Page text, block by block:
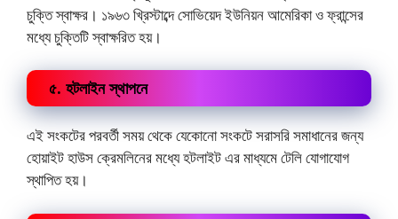
চুক্তি স্বাক্ষর। ১৯৬৩ খ্রিস্টাব্দে সোভিয়েদ ইউনিয়ন আমেরিকা ও ফ্রান্সের
মধ্যে চুক্তিটি স্বাক্ষরিত হয়।
৫. হটলাইন স্থাপনে
এই সংকটের পরবর্তী সময় থেকে যেকোনো সংকটে সরাসরি সমাধানের জন্য
হোয়াইট হাউস ক্রেমলিনের মধ্যে হটলাইট এর মাধ্যমে টেলি যোগাযোগ
স্থাপিত হয়।